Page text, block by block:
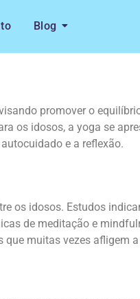
Blog
promover o
os idosos, a yoga se
e a reflexão.
os idosos. Estudos
de meditação e
muitas vezes afligem